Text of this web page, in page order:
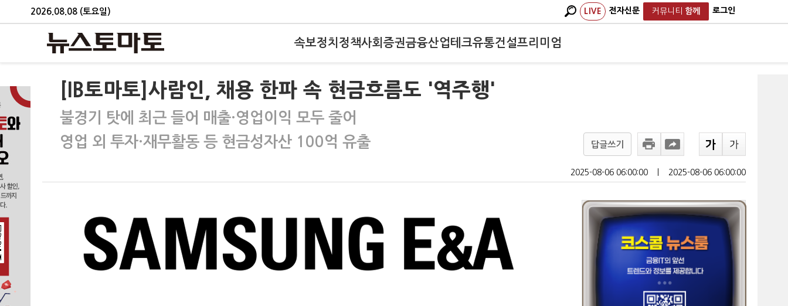
2026.08.08 (토요일) LIVE 전자신문 커뮤니티 함께 로그인
속보정치 정책사회 증권금융산업테크유통건설프리미엄
[IB토마토]사람인, 채용 한파 속 현금흐름도 '역주행'
불경기 탓에 최근 들어 매출·영업이익 모두 줄어
영업 외 투자·재무활동 등 현금성자산 100억 유출
답글쓰기
2025-08-06 06:00:00 2025-08-06 06:00:00